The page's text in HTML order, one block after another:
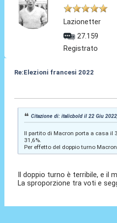
Lazionetter
27.159
Registrato
Re:Elezioni francesi 2022
Citazione di: italicbold il 22 Giu
Il partito di Macron porta a casa il
31,6%.
Per effetto del doppio turno
Il doppio turno è terribile, e il
La sproporzione tra voti e